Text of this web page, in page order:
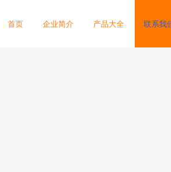
首页 企业简介 产品大全 联系我